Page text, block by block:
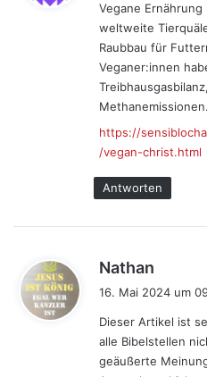
t
:
Vegane
weltweite
Raubbau für
Veganer:innen
https://
/vegan-christ.html
Antworten
Nathan
a
t
:
16. Mai 2024 um
Dieser Artikel ist
alle Bibelstellen
geäußerte